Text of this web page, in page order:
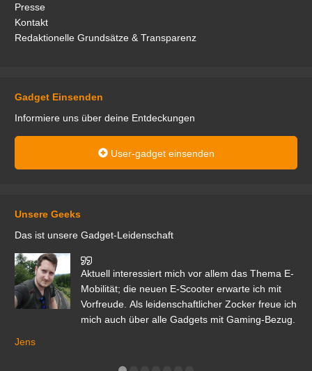
Presse
Kontakt
Redaktionelle Grundsätze & Transparenz
Gadget Einsenden
Informiere uns über deine Entdeckungen
User-gadget einsenden
Unsere Geeks
Das ist unsere Gadget-Leidenschaft
Aktuell interessiert mich vor allem das Thema E-
Mobilität; die neuen E-Scooter erwarte ich mit
Vorfreude. Als leidenschaftlicher Zocker freue ich
mich auch über alle Gadgets mit Gaming-Bezug.
Jens